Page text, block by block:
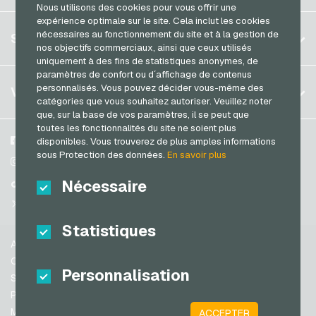
Nous utilisons des cookies pour vous offrir une
expérience optimale sur le site. Cela inclut les cookies
nécessaires au fonctionnement du site et à la gestion de
nos objectifs commerciaux, ainsi que ceux utilisés
uniquement à des fins de statistiques anonymes, de
paramètres de confort ou d´affichage de contenus
personnalisés. Vous pouvez décider vous-même des
catégories que vous souhaitez autoriser. Veuillez noter
que, sur la base de vos paramètres, il se peut que
toutes les fonctionnalités du site ne soient plus
disponibles. Vous trouverez de plus amples informations
sous Protection des données.En savoir plus
Nécessaire
Statistiques
Personnalisation
ACCEPTER
Transcash Cartes de paiement
Allemagne (DE)
Allemagne (EN)
France
Italie
Pays-bas
Autriche
Portugal
Suisse (DE)
Suisse (IT)
États-unis (EN)
S´inscrire
S´inscrire
Mon panier
SERVICE
FAQ
Méthodes de paiement
Conditions generales&Droit de retour
Protection des données
VGO-SHOP
A propos de nous
Partenaires
Facebook
Instagram
TikTok
Aide
Conditions generales
Sécurité & vérification
Protection des données
Mentions légales